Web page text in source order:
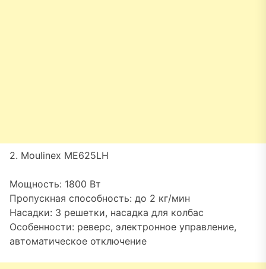
2. Moulinex ME625LH
Мощность: 1800 Вт
Пропускная способность: до 2 кг/мин
Насадки: 3 решетки, насадка для колбас
Особенности: реверс, электронное управление,
автоматическое отключение